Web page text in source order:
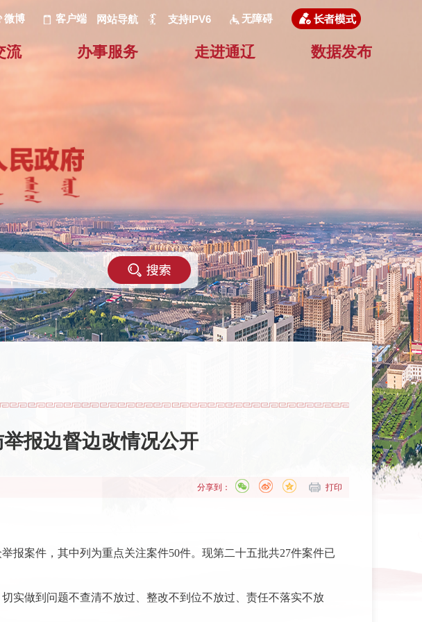
微博 客户端 网站导航 支持IPV6 无障碍
流 办事服务 走进通辽 数据发布
报边督边改情况公开
打印
分享到：
报案件，其中列为重点关注案件50件。现第二十五批共27件案件已
实做到问题不查清不放过、整改不到位不放过、责任不落实不放